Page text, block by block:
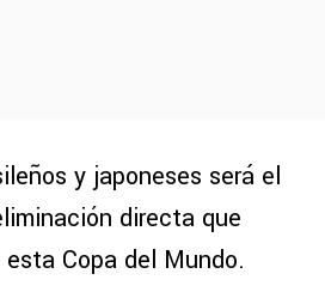
y japoneses será el
directa que
Copa del Mundo.